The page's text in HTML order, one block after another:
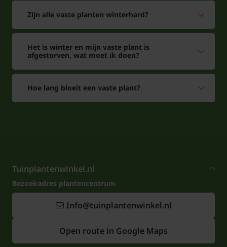
deze vlug groen worden naarmate het blad groter
wordt. De combinatie is het beste met planten die
ook van de zon houden.
Zijn alle vaste planten winterhard?
Het is winter en mijn vaste plant is
afgestorven, wat moet ik doen?
Hoe lang bloeit een vaste plant?
Tuinplantenwinkel.nl
Bezoekadres plantencentrum
Info@tuinplantenwinkel.nl
Open route in Google Maps